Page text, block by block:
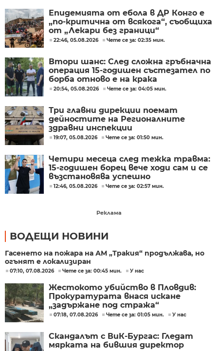
Епидемията от ебола в ДР Конго е
„по-критична от всякога“, съобщиха
от „Лекари без граници“
22:46, 05.08.2026 Чете се за: 02:35 мин.
Втори шанс: След сложна гръбначна
операция 15-годишен състезател по
борба отново е на крака
20:54, 05.08.2026 Чете се за: 04:05 мин.
Три главни дирекции поемат
дейностите на Регионалните
здравни инспекции
19:07, 05.08.2026 Чете се за: 01:50 мин.
Четири месеца след тежка травма:
15-годишен борец вече ходи сам и се
възстановява успешно
12:46, 05.08.2026 Чете се за: 02:57 мин.
Реклама
ВОДЕЩИ НОВИНИ
Гасенето на пожара на АМ „Тракия“ продължава, но
огънят е локализиран
07:10, 07.08.2026 Чете се за: 00:45 мин. У нас
Жестокото убийство в Пловдив:
Прокуратурата внася искане
„задържане под стража“
07:18, 07.08.2026 Чете се за: 01:05 мин. У нас
Скандалът с ВиК-Бургас: Гледат
мярката на бившия директор